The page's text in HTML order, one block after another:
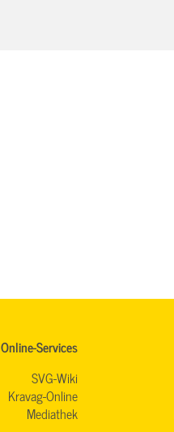
Online-Services
SVG-Wiki
Kravag-Online
Mediathek